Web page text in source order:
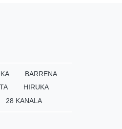
BARRENA
HIRUKA
28 KANALA